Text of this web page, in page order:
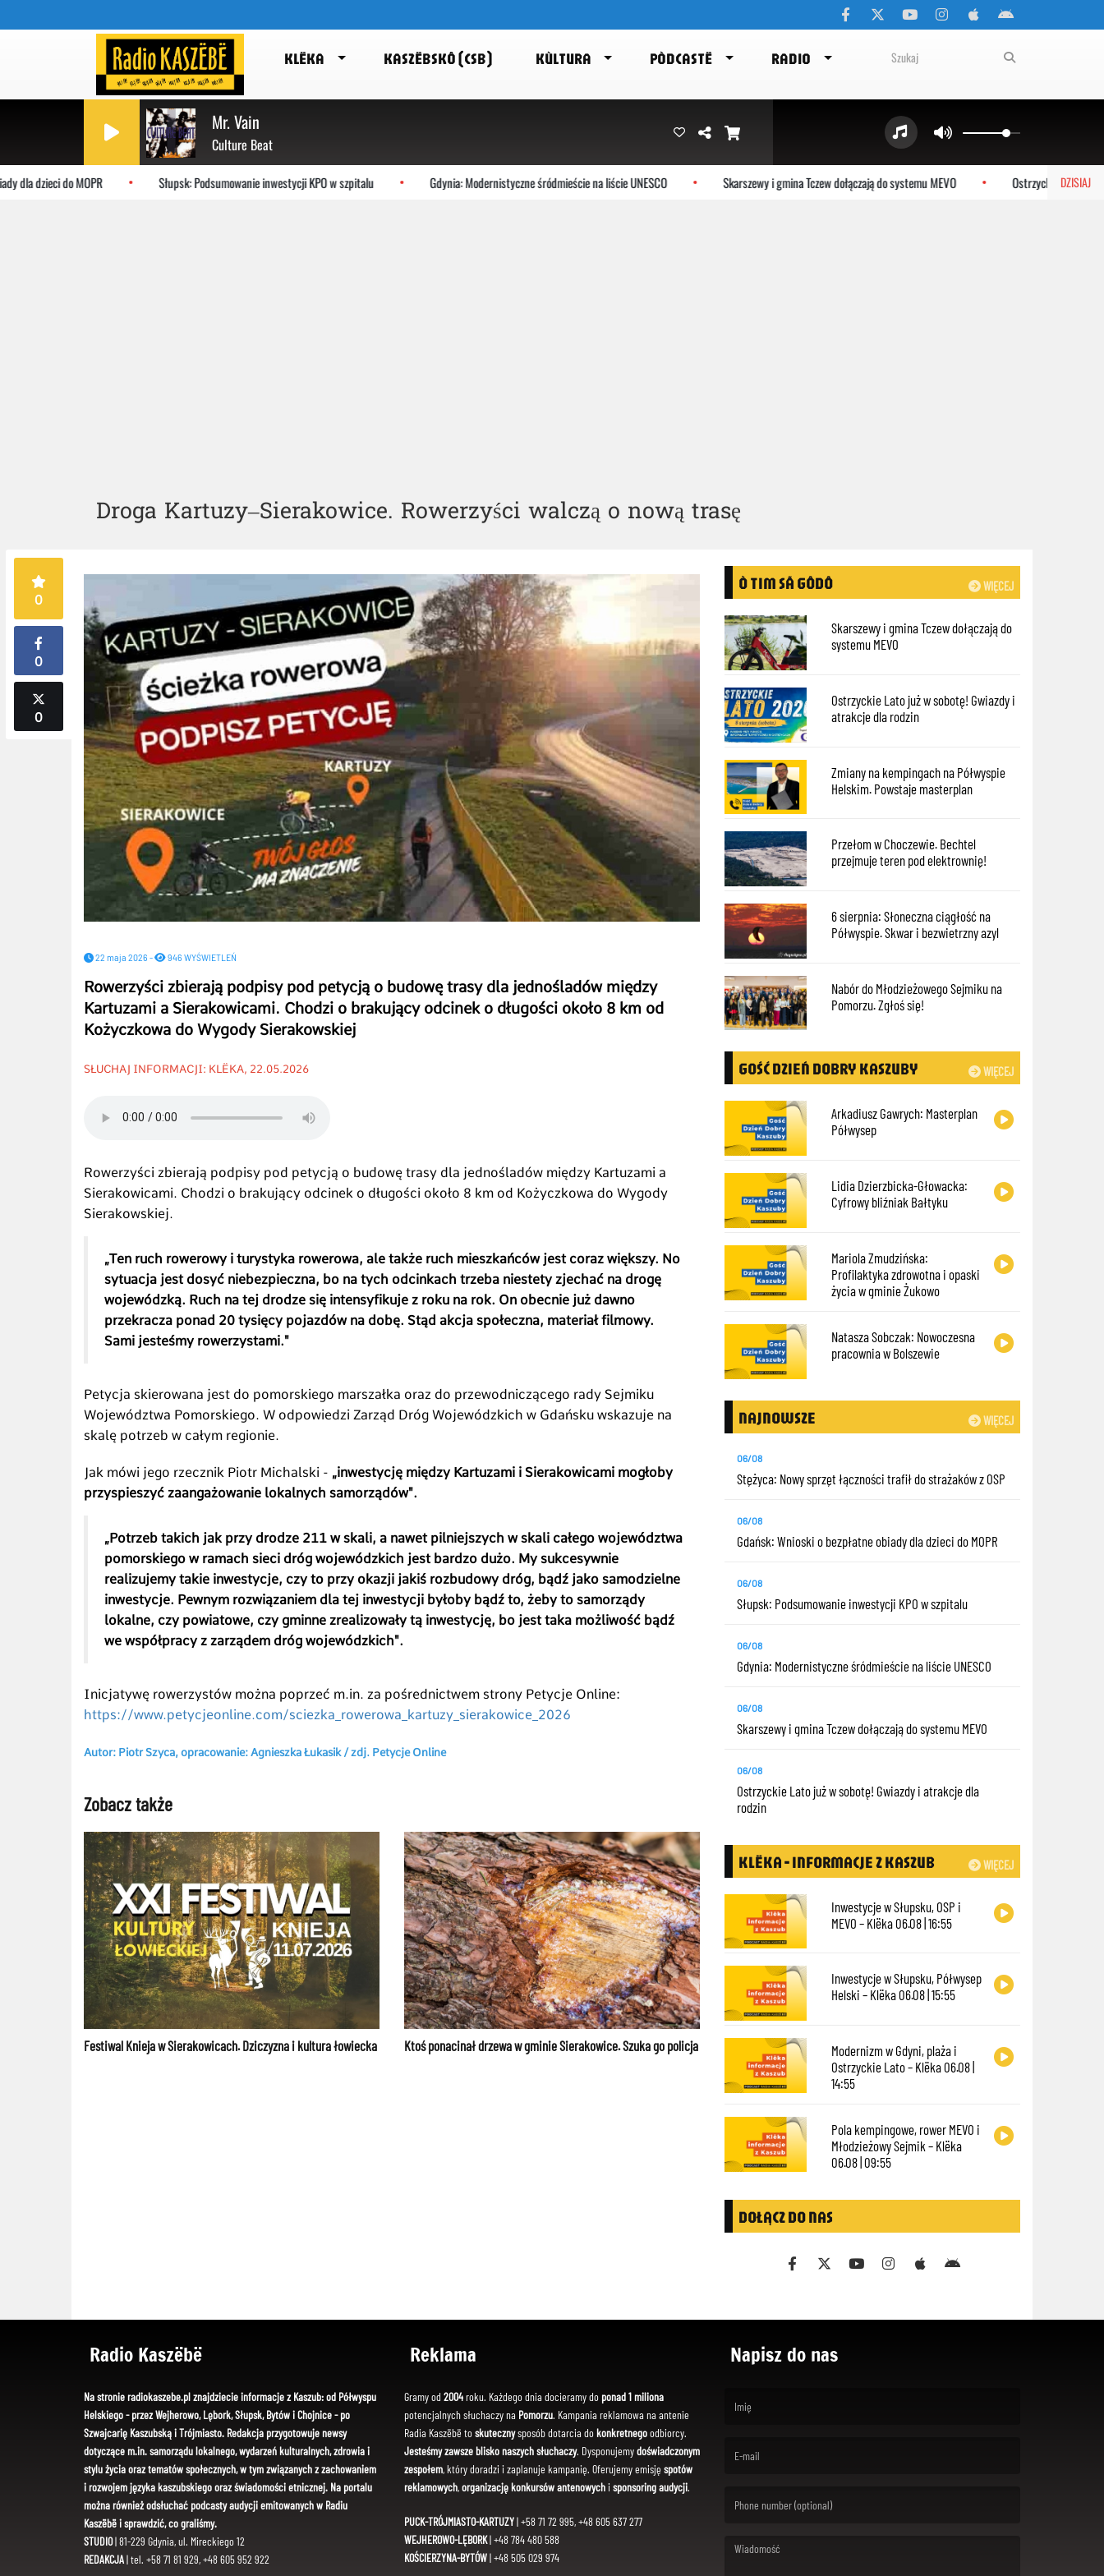
KLËKA KASZËBSKÔ (CSB) KÙLTURA PÒDCASTË RADIO
Mr. Vain
Culture Beat
DZISIAJ
dzieci do MOPR Słupsk: Podsumowanie inwestycji KPO w szpitalu Gdynia: Modernistyczne śródmieście na liście UNESCO Skarszewy i gmina Tczew dołączają do systemu MEVO Ostrzyckie Lato już w
Droga Kartuzy–Sierakowice. Rowerzyści walczą o nową trasę
0
0
0
22 maja 2026 - 946 WYŚWIETLEŃ
Rowerzyści zbierają podpisy pod petycją o budowę trasy dla jednośladów między
Kartuzami a Sierakowicami. Chodzi o brakujący odcinek o długości około 8 km od
Kożyczkowa do Wygody Sierakowskiej
SŁUCHAJ INFORMACJI: KLËKA, 22.05.2026
Rowerzyści zbierają podpisy pod petycją o budowę trasy dla jednośladów między Kartuzami a
Sierakowicami. Chodzi o brakujący odcinek o długości około 8 km od Kożyczkowa do Wygody
Sierakowskiej.
„Ten ruch rowerowy i turystyka rowerowa, ale także ruch mieszkańców jest coraz większy. No
sytuacja jest dosyć niebezpieczna, bo na tych odcinkach trzeba niestety zjechać na drogę
wojewódzką. Ruch na tej drodze się intensyfikuje z roku na rok. On obecnie już dawno
przekracza ponad 20 tysięcy pojazdów na dobę. Stąd akcja społeczna, materiał filmowy.
Sami jesteśmy rowerzystami."
Petycja skierowana jest do pomorskiego marszałka oraz do przewodniczącego rady Sejmiku
Województwa Pomorskiego. W odpowiedzi Zarząd Dróg Wojewódzkich w Gdańsku wskazuje na
skalę potrzeb w całym regionie.
Jak mówi jego rzecznik Piotr Michalski - „inwestycję między Kartuzami i Sierakowicami mogłoby
przyspieszyć zaangażowanie lokalnych samorządów".
„Potrzeb takich jak przy drodze 211 w skali, a nawet pilniejszych w skali całego województwa
pomorskiego w ramach sieci dróg wojewódzkich jest bardzo dużo. My sukcesywnie
realizujemy takie inwestycje, czy to przy okazji jakiś rozbudowy dróg, bądź jako samodzielne
inwestycje. Pewnym rozwiązaniem dla tej inwestycji byłoby bądź to, żeby to samorządy
lokalne, czy powiatowe, czy gminne zrealizowały tą inwestycję, bo jest taka możliwość bądź
we współpracy z zarządem dróg wojewódzkich".
Inicjatywę rowerzystów można poprzeć m.in. za pośrednictwem strony Petycje Online:
https://www.petycjeonline.com/sciezka_rowerowa_kartuzy_sierakowice_2026
Autor: Piotr Szyca, opracowanie: Agnieszka Łukasik / zdj. Petycje Online
Zobacz także
Festiwal Knieja w Sierakowicach. Dziczyzna i kultura łowiecka Ktoś ponacinał drzewa w gminie Sierakowice. Szuka go policja
WIĘCEJ
Ò TIM SÃ GÔDÔ
Skarszewy i gmina Tczew dołączają do
systemu MEVO
Ostrzyckie Lato już w sobotę! Gwiazdy i
atrakcje dla rodzin
Zmiany na kempingach na Półwyspie
Helskim. Powstaje masterplan
Przełom w Choczewie. Bechtel
przejmuje teren pod elektrownię!
6 sierpnia: Słoneczna ciągłość na
Półwyspie. Skwar i bezwietrzny azyl
Nabór do Młodzieżowego Sejmiku na
Pomorzu. Zgłoś się!
WIĘCEJ
GOŚĆ DZIEŃ DOBRY KASZUBY
Arkadiusz Gawrych: Masterplan
Półwysep
Lidia Dzierzbicka-Głowacka:
Cyfrowy bliźniak Bałtyku
Mariola Zmudzińska:
Profilaktyka zdrowotna i opaski
życia w gminie Żukowo
Natasza Sobczak: Nowoczesna
pracownia w Bolszewie
WIĘCEJ
NAJNOWSZE
06/08
Stężyca: Nowy sprzęt łączności trafił do strażaków z OSP
06/08
Gdańsk: Wnioski o bezpłatne obiady dla dzieci do MOPR
06/08
Słupsk: Podsumowanie inwestycji KPO w szpitalu
06/08
Gdynia: Modernistyczne śródmieście na liście UNESCO
06/08
Skarszewy i gmina Tczew dołączają do systemu MEVO
06/08
Ostrzyckie Lato już w sobotę! Gwiazdy i atrakcje dla
rodzin
WIĘCEJ
KLËKA - INFORMACJE Z KASZUB
Inwestycje w Słupsku, OSP i
MEVO – Klëka 06.08 | 16:55
Inwestycje w Słupsku, Półwysep
Helski – Klëka 06.08 | 15:55
Modernizm w Gdyni, plaża i
Ostrzyckie Lato – Klëka 06.08 |
14:55
Pola kempingowe, rower MEVO i
Młodzieżowy Sejmik – Klëka
06.08 | 09:55
DOŁĄCZ DO NAS
Radio Kaszëbë
Na stronie radiokaszebe.pl znajdziecie informacje z Kaszub: od Półwyspu
Helskiego - przez Wejherowo, Lębork, Słupsk, Bytów i Chojnice - po
Szwajcarię Kaszubską i Trójmiasto. Redakcja przygotowuje newsy
dotyczące m.in. samorządu lokalnego, wydarzeń kulturalnych, zdrowia i
stylu życia oraz tematów społecznych, w tym związanych z zachowaniem
i rozwojem języka kaszubskiego oraz świadomości etnicznej. Na portalu
można również odsłuchać podcasty audycji emitowanych w Radiu
Kaszëbë i sprawdzić, co graliśmy.
STUDIO| 81-229 Gdynia, ul. Mireckiego 12
REDAKCJA| tel. +58 71 81 929, +48 605 952 922
Reklama
Gramy od 2004roku. Każdego dnia docieramy do ponad 1 miliona
potencjalnych słuchaczy na Pomorzu. Kampania reklamowa na antenie
Radia Kaszëbë toskutecznysposób dotarcia dokonkretnegoodbiorcy.
Jesteśmy zawsze blisko naszych słuchaczy. Dysponujemydoświadczonym
zespołem, który doradzi i zaplanuje kampanię. Oferujemy emisję spotów
reklamowych,organizację konkursów antenowychi sponsoring audycji.
PUCK-TRÓJMIASTO-KARTUZY| +58 71 72 995, +48 605 637 277
WEJHEROWO-LĘBORK| +48 784 480 588
KOŚCIERZYNA-BYTÓW| +48 505 029 974
Napisz do nas